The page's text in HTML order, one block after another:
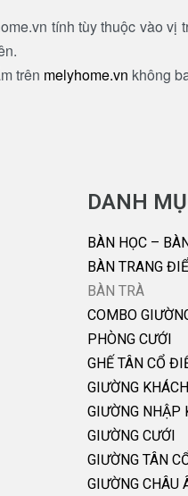
tính tùy thuộc vào
trên melyhome.vn không
DANH
BÀN HỌC –
BÀN TRANG
BÀN TRÀ
COMBO
PHÒNG CƯỚI
GHẾ TÂN CỔ
GIƯỜNG
GIƯỜNG NHẬP
GIƯỜNG CƯỚI
GIƯỜNG TÂN
GIƯỜNG CHÂU